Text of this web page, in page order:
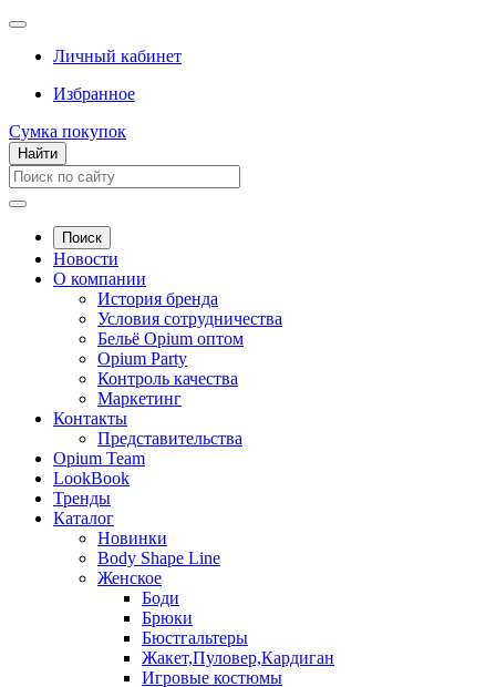
Личный кабинет
Избранное
Сумка покупок
Найти
Поиск
Новости
О компании
История бренда
Условия сотрудничества
Бельё Opium оптом
Opium Party
Контроль качества
Маркетинг
Контакты
Представительства
Opium Team
LookBook
Тренды
Каталог
Новинки
Body Shape Line
Женское
Боди
Брюки
Бюстгальтеры
Жакет,Пуловер,Кардиган
Игровые костюмы